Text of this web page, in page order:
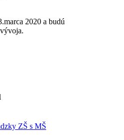
2020 a budú
ZŠ s MŠ